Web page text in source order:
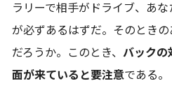
ラリーで相手がドライブ、あ
が必ずあるはずだ。そのとき
だろうか。このとき、 バックの
面が来ていると要注意である。